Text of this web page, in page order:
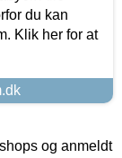
du kan
Klik her for at
og anmeldt